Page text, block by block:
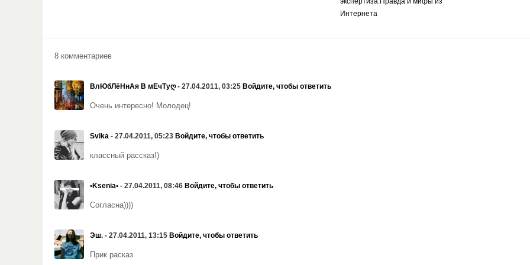
Интернета
8 комментариев
ВлЮбЛёНнАя В мЕчТуღ- 27.04.2011, 03:25 Войдите, чтобы ответить
Очень интересно! Молодец!
Svika - 27.04.2011, 05:23 Войдите, чтобы ответить
классный рассказ!)
•Ksenia• - 27.04.2011, 08:46 Войдите, чтобы ответить
Согласна))))
Эш. - 27.04.2011, 13:15 Войдите, чтобы ответить
Прик расказ